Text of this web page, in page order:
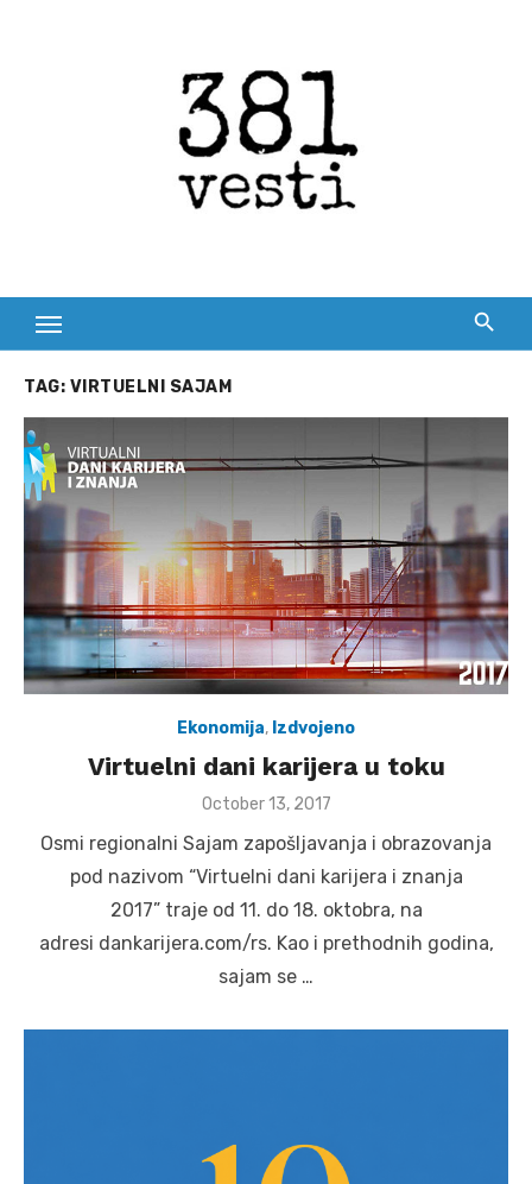
TAG: VIRTUELNI SAJAM
Ekonomija, Izdvojeno
Virtuelni dani karijera u toku
Posted
October 13, 2017
Osmi regionalni Sajam zapošljavanja i obrazovanja
pod nazivom “Virtuelni dani karijera i znanja
2017” traje od 11. do 18. oktobra, na
adresi dankarijera.com/rs. Kao i prethodnih godina,
sajam se …